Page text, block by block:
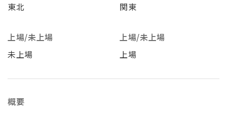
東北
上場/未上場
未上場
関東
上場/未上場
上場
概要